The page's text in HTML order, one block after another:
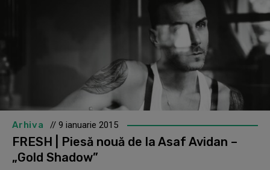
Arhiva // 9 ianuarie 2015
FRESH | Piesă nouă de la Asaf Avidan –
„Gold Shadow”